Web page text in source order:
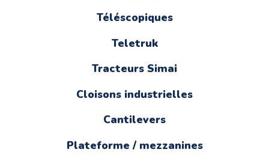
Téléscopiques
Teletruk
Tracteurs Simai
Cloisons industrielles
Cantilevers
Plateforme / mezzanines